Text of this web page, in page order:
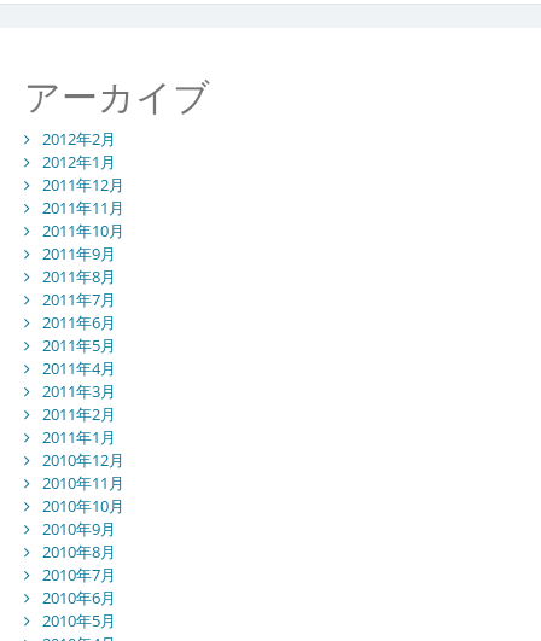
アーカイブ
2012年2月
2012年1月
2011年12月
2011年11月
2011年10月
2011年9月
2011年8月
2011年7月
2011年6月
2011年5月
2011年4月
2011年3月
2011年2月
2011年1月
2010年12月
2010年11月
2010年10月
2010年9月
2010年8月
2010年7月
2010年6月
2010年5月